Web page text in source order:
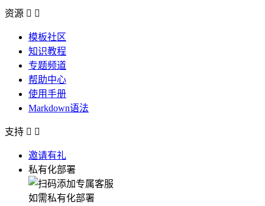
资源  
模板社区
知识教程
专题频道
帮助中心
使用手册
Markdown语法
支持  
邀请有礼
私有化部署
如需私有化部署